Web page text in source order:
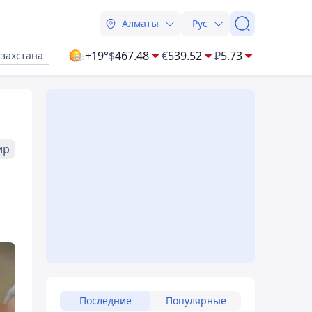
Алматы Рус
+19°$467.48 €539.52 ₽5.73
Последние Популярные